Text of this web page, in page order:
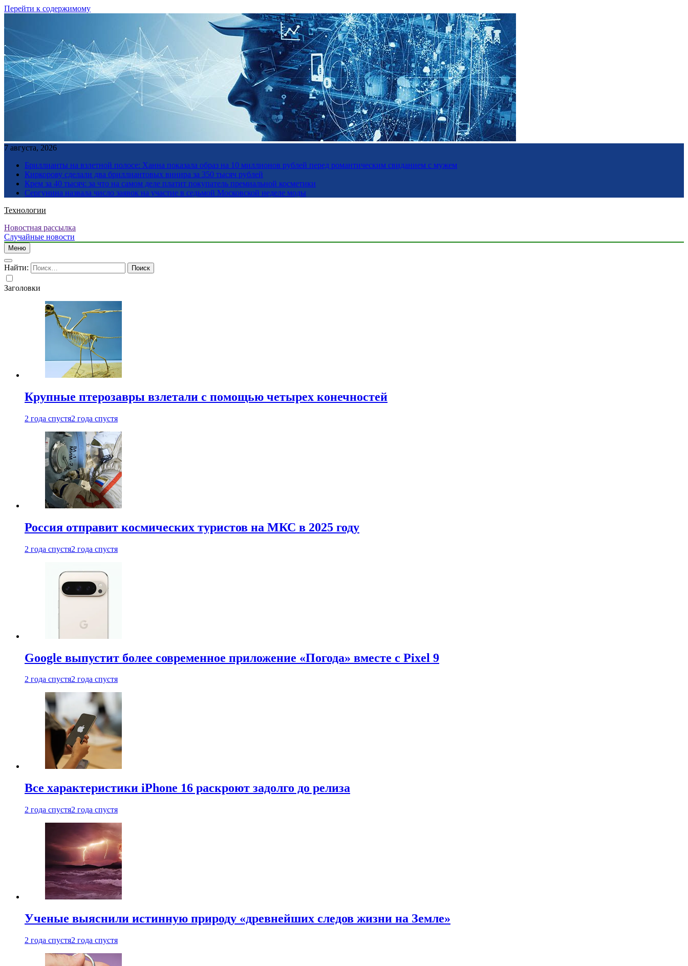
Перейти к содержимому
7 августа, 2026
Бриллианты на взлетной полосе: Ханна показала образ на 10 миллионов рублей перед романтическим свиданием с мужем
Киркорову сделали два бриллиантовых винира за 350 тысяч рублей
Крем за 40 тысяч: за что на самом деле платит покупатель премиальной косметики
Сергунина назвала число заявок на участие в седьмой Московской неделе моды
Технологии
Новостная рассылка
Случайные новости
Меню
Найти:
Заголовки
Крупные птерозавры взлетали с помощью четырех конечностей
2 года спустя2 года спустя
Россия отправит космических туристов на МКС в 2025 году
2 года спустя2 года спустя
Google выпустит более современное приложение «Погода» вместе с Pixel 9
2 года спустя2 года спустя
Все характеристики iPhone 16 раскроют задолго до релиза
2 года спустя2 года спустя
Ученые выяснили истинную природу «древнейших следов жизни на Земле»
2 года спустя2 года спустя